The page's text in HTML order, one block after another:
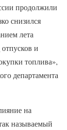
продолжили
снизился
лета
и
топлива»,
департамента
на
называемый